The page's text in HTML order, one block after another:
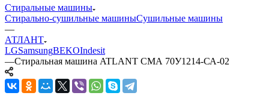
Стиральные машины
Стирально-сушильные машиныСушильные машины
—
АТЛАНТ
LGSamsungBEKOIndesit
—Стиральная машина ATLANT СМА 70У1214-СА-02